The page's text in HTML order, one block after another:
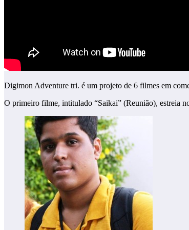
Digimon Adventure tri. é um projeto de 6 filmes em
O primeiro filme, intitulado “Saikai” (Reunião), estreia